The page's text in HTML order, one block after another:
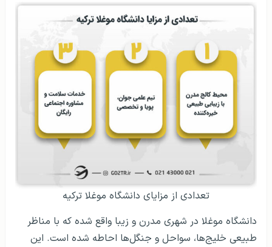
تعدادی از مزایای دانشگاه موغلا ترکیه
دانشگاه موغلا در شهری مدرن و زیبا واقع شده که با مناظر
طبیعی خلیج‌ها، سواحل و جنگل‌ها احاطه شده است. این